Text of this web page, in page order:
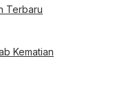
Terbaru
Kematian